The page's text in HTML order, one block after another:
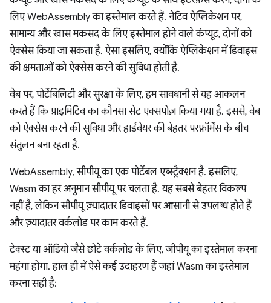
लिए WebAssembly का इस्तेमाल करते हैं. नेटिव ऐप्लिकेशन पर,
सामान्य और खास मकसद के लिए इस्तेमाल होने वाले कंप्यूट, दोनों को
ऐक्सेस किया जा सकता है. ऐसा इसलिए, क्योंकि ऐप्लिकेशन में डिवाइस
की क्षमताओं को ऐक्सेस करने की सुविधा होती है.
वेब पर, पोर्टेबिलिटी और सुरक्षा के लिए, हम सावधानी से यह आकलन
करते हैं कि प्राइमिटिव का कौनसा सेट एक्सपोज़ किया गया है. इससे, वेब
को ऐक्सेस करने की सुविधा और हार्डवेयर की बेहतर परफ़ॉर्मेंस के बीच
संतुलन बना रहता है.
WebAssembly, सीपीयू का एक पोर्टेबल एब्स्ट्रैक्शन है. इसलिए,
Wasm का हर अनुमान सीपीयू पर चलता है. यह सबसे बेहतर विकल्प
नहीं है, लेकिन सीपीयू ज़्यादातर डिवाइसों पर आसानी से उपलब्ध होते हैं
और ज़्यादातर वर्कलोड पर काम करते हैं.
टेक्स्ट या ऑडियो जैसे छोटे वर्कलोड के लिए, जीपीयू का इस्तेमाल करना
महंगा होगा. हाल ही में ऐसे कई उदाहरण हैं जहां Wasm का इस्तेमाल
करना सही है: